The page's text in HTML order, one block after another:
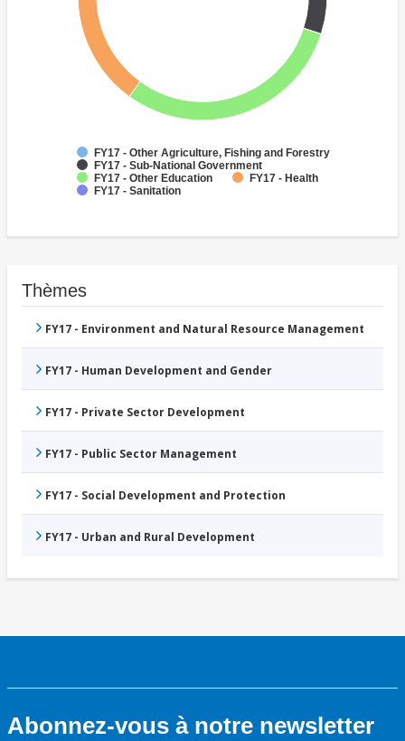
FY17 - Other Agriculture, Fishing and Forestry
FY17 - Sub-National Government
FY17 - Other Education
FY17 - Health
FY17 - Sanitation
Thèmes
FY17 - Environment and Natural Resource Management
FY17 - Human Development and Gender
FY17 - Private Sector Development
FY17 - Public Sector Management
FY17 - Social Development and Protection
FY17 - Urban and Rural Development
Abonnez-vous à notre newsletter